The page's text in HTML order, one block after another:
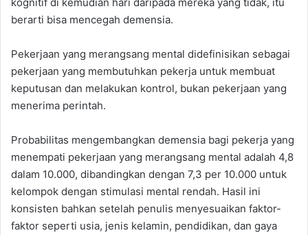
berarti bisa mencegah demensia.
Pekerjaan yang merangsang mental didefinisikan sebagai
pekerjaan yang membutuhkan pekerja untuk membuat
keputusan dan melakukan kontrol, bukan pekerjaan yang
menerima perintah.
Probabilitas mengembangkan demensia bagi pekerja yang
menempati pekerjaan yang merangsang mental adalah 4,8
dalam 10.000, dibandingkan dengan 7,3 per 10.000 untuk
kelompok dengan stimulasi mental rendah. Hasil ini
konsisten bahkan setelah penulis menyesuaikan faktor-
faktor seperti usia, jenis kelamin, pendidikan, dan gaya